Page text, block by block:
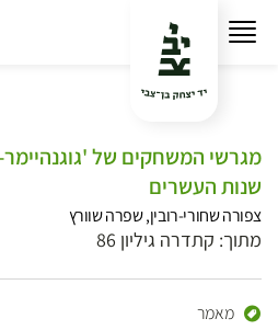
מגרשי המשחקים של
שנות העשרים
צפורה שחורי-רובין, שפרה שוורץ
מתוך: קתדרה גיליון 86
מאמר